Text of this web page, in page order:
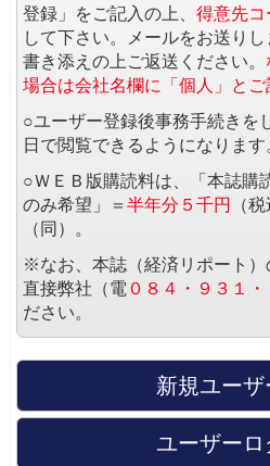
登録」をご記入の上、 得意先コ
して下さい。メールをお送り
書き添えの上ご返送ください。
場合は会社名欄に「個人」とご
○ユーザー登録後事務手続きを
日で閲覧できるようになります
○ＷＥＢ版購読料は、「本誌購
のみ希望」＝ 半年分５千円 （
（同）。
※なお、本誌（経済リポート）
直接弊社（電 ０８４・９３１・
ださい。
新規ユーザ
ユーザーロ